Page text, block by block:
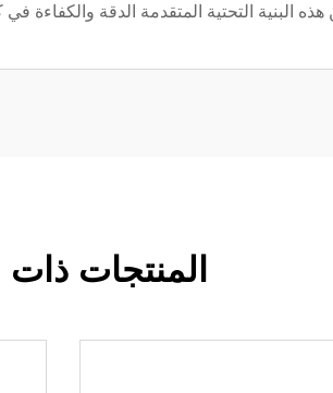
البنية التحتية المتقدمة الدقة والكفاءة
المنتجات ذات